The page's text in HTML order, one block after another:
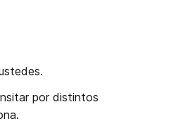
por distintos